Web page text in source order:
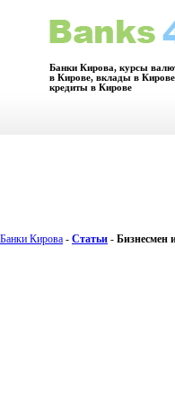
Банки Кирова, курсы
в Кирове, вклады в
кредиты в Кирове
Банки Кирова - Статьи - Бизнесмен